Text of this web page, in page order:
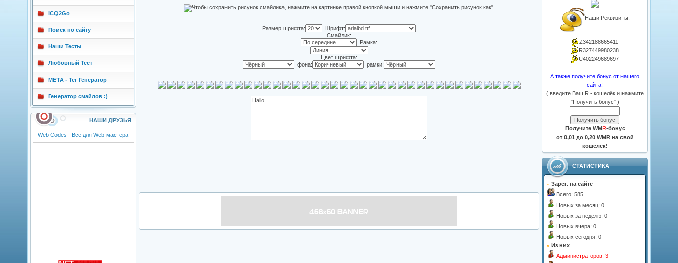
ICQ2Go
Поиск по сайту
Наши Тесты
Любовный Тест
META - Тег Генератор
Генератор смайлов :)
НАШИ ДРУЗЬЯ
Web Codes - Всё для Web-мастера
Наши Реквизиты:
Z342188665411
R327449980238
U402249689697
А также получите бонус от нашего
сайта!
( введите Ваш R - кошелёк и нажмите
"Получить бонус" )
Получите WMR-бонус
от 0,01 до 0,20 WMR на свой
кошелек!
СТАТИСТИКА
» Зарег. на сайте
Всего: 585
Новых за месяц: 0
Новых за неделю: 0
Новых вчера: 0
Новых сегодня: 0
» Из них
Администраторов: 3
Размер шрифта:
Шрифт:
Смайлик:
Рамка:
Цвет шрифта:
фона:
рамки: